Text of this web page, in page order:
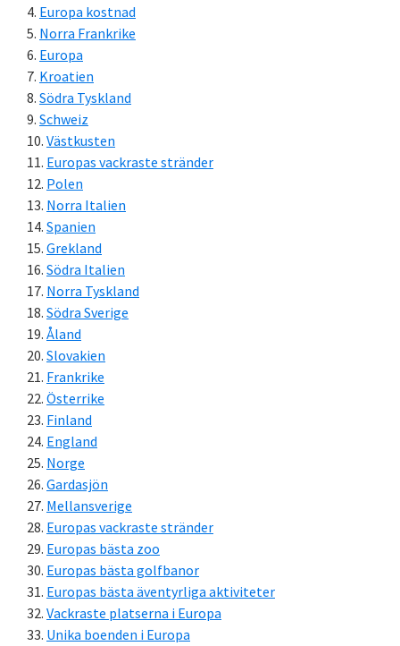
Europa kostnad
Norra Frankrike
Europa
Kroatien
Södra Tyskland
Schweiz
Västkusten
Europas vackraste stränder
Polen
Norra Italien
Spanien
Grekland
Södra Italien
Norra Tyskland
Södra Sverige
Åland
Slovakien
Frankrike
Österrike
Finland
England
Norge
Gardasjön
Mellansverige
Europas vackraste stränder
Europas bästa zoo
Europas bästa golfbanor
Europas bästa äventyrliga aktiviteter
Vackraste platserna i Europa
Unika boenden i Europa